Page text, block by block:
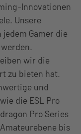
Innovationen
Unsere
Gamer die
wir die
zu bieten hat.
und
die ESL Pro
Pro Series
bis